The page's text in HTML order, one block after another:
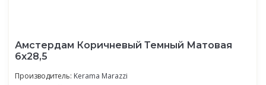
Амстердам Коричневый Темный Матовая
6х28,5
Производитель: Kerama Marazzi